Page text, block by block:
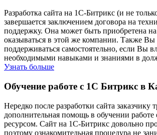
Разработка сайта на 1С-Битрикс (и не
завершается заключением договора на
поддержку. Она может быть приобретена
оказываться в этой же компании. Также
поддерживаться самостоятельно, если Вы
необходимыми навыками и знаниями в
Узнать больше
Обучение работе с 1С Битрикс в
Нередко после разработки сайта заказчику
дополнительная помощь в обучении работе
ресурсом. Сайт на 1С-Битрикс довольно
поэтому ознакомительная процедура не